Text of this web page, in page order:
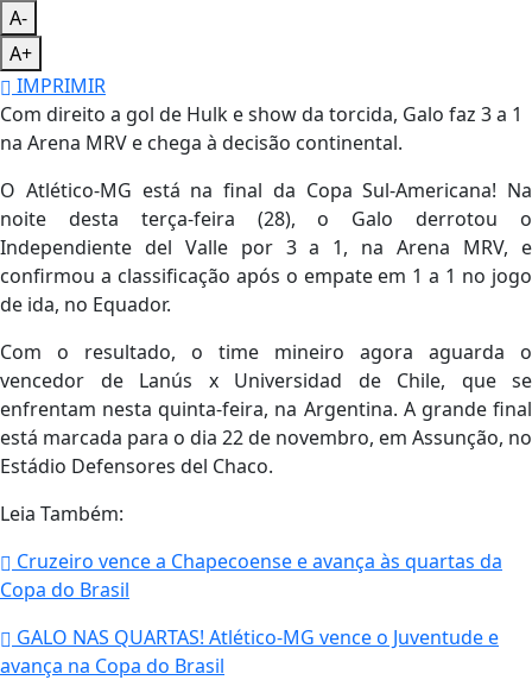
A-
A+
IMPRIMIR
Com direito a gol de Hulk e show da torcida, Galo faz 3 a 1
na Arena MRV e chega à decisão continental.
O Atlético-MG está na final da Copa Sul-Americana! Na
noite desta terça-feira (28), o Galo derrotou o
Independiente del Valle por 3 a 1, na Arena MRV, e
confirmou a classificação após o empate em 1 a 1 no jogo
de ida, no Equador.
Com o resultado, o time mineiro agora aguarda o
vencedor de Lanús x Universidad de Chile, que se
enfrentam nesta quinta-feira, na Argentina. A grande final
está marcada para o dia 22 de novembro, em Assunção, no
Estádio Defensores del Chaco.
Leia Também:
Cruzeiro vence a Chapecoense e avança às quartas da
Copa do Brasil
GALO NAS QUARTAS! Atlético-MG vence o Juventude e
avança na Copa do Brasil